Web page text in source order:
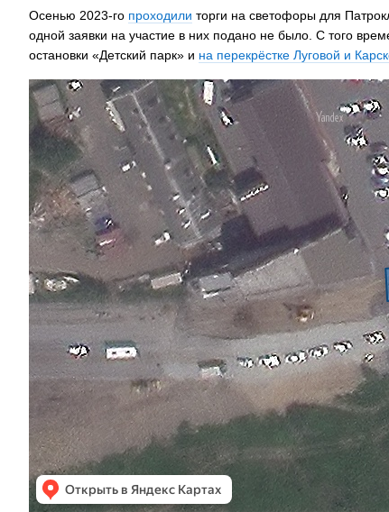
Осенью 2023-го проходили торги на светофоры для
одной заявки на участие в них подано не было. С того
остановки «Детский парк» и на перекрёстке Луговой и